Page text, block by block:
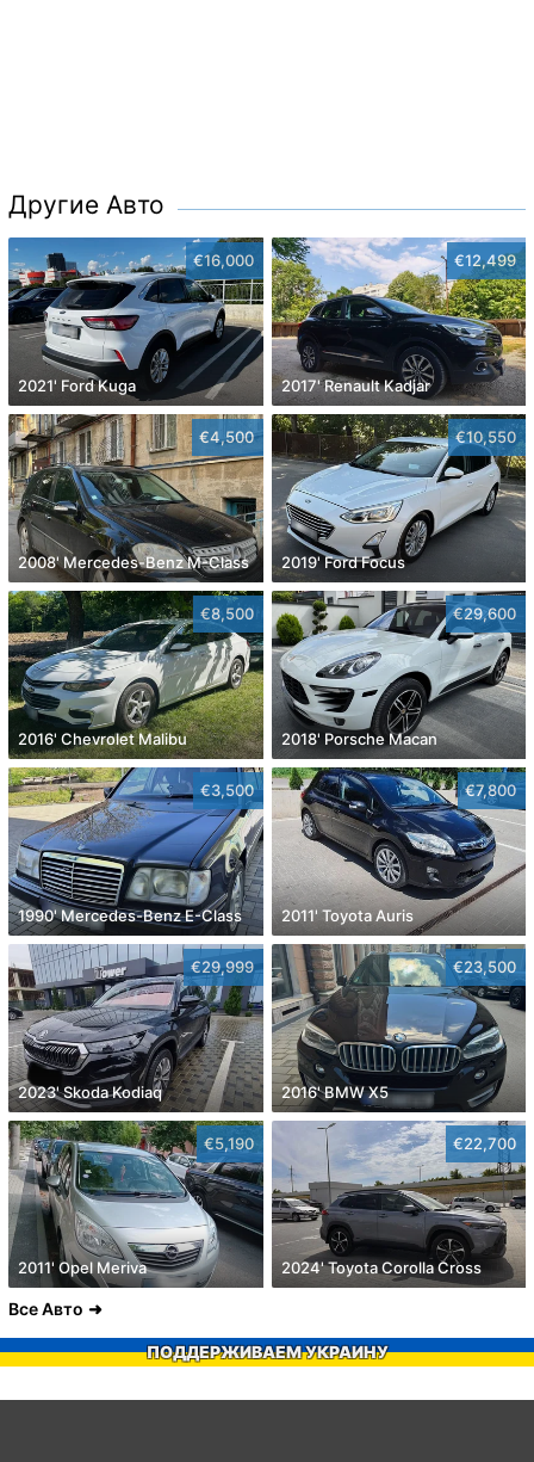
Другие Авто
€16,000
2021' Ford Kuga
€12,499
2017' Renault Kadjar
€4,500
2008' Mercedes-Benz M-Class
€10,550
2019' Ford Focus
€8,500
2016' Chevrolet Malibu
€29,600
2018' Porsche Macan
€3,500
1990' Mercedes-Benz E-Class
€7,800
2011' Toyota Auris
€29,999
2023' Skoda Kodiaq
€23,500
2016' BMW X5
€5,190
2011' Opel Meriva
€22,700
2024' Toyota Corolla Cross
Все Авто
ПОДДЕРЖИВАЕМ УКРАИНУ